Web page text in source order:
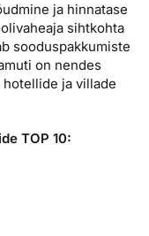
ja hinnatase
sihtkohta
sooduspakkumiste
on nendes
ja villade
TOP 10: